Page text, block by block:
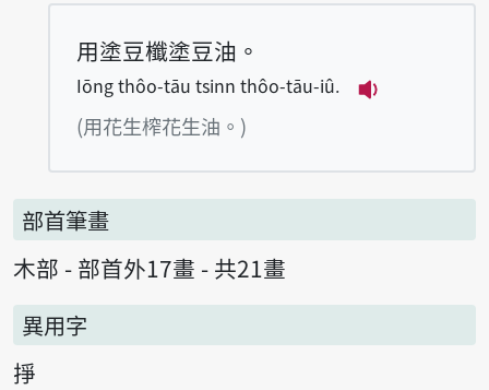
用塗豆櫼塗豆油。
Iōng thôo-tāu tsinn thôo-tāu-iû.
(用花生榨花生油。)
部首筆畫
木部 - 部首外17畫 - 共21畫
異用字
掙